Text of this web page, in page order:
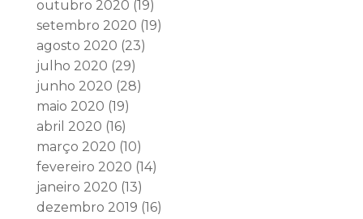
outubro 2020 (19)
setembro 2020 (19)
agosto 2020 (23)
julho 2020 (29)
junho 2020 (28)
maio 2020 (19)
abril 2020 (16)
março 2020 (10)
fevereiro 2020 (14)
janeiro 2020 (13)
dezembro 2019 (16)